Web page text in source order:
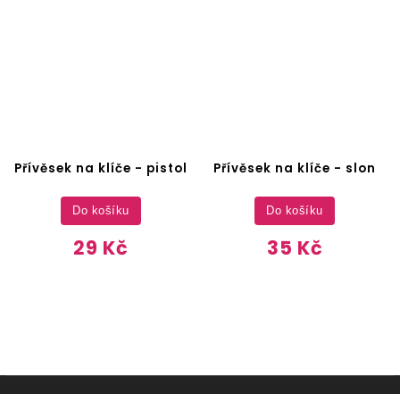
Přívěsek na klíče - pistol
29 Kč
Do košíku
Přívěsek na klíče - slon
35 Kč
Do košíku